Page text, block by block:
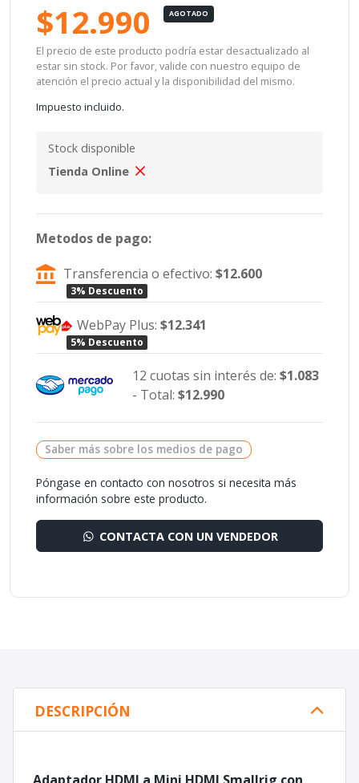
$12.990 AGOTADO
El precio de este producto podría estar desactualizado al
estar sin stock. Por favor, valide con nuestro equipo de
atención el precio actual y la disponibilidad del mismo.
Impuesto incluido.
Stock disponible
Tienda Online
Metodos de pago:
Transferencia o efectivo:$12.600
3% Descuento
WebPay Plus:$12.341
5% Descuento
12 cuotas sin interés de: $1.083
- Total: $12.990
Saber más sobre los medios de pago
Póngase en contacto con nosotros si necesita más
información sobre este producto.
CONTACTA CON UN VENDEDOR
DESCRIPCIÓN